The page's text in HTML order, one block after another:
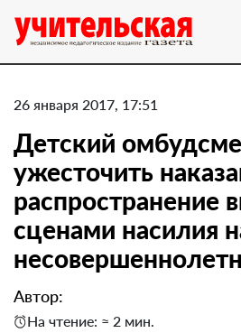
26 января 2017, 17:51
Детский
ужесточить
распространение
сценами насилия
Автор:
На чтение: ≈ 2 мин.